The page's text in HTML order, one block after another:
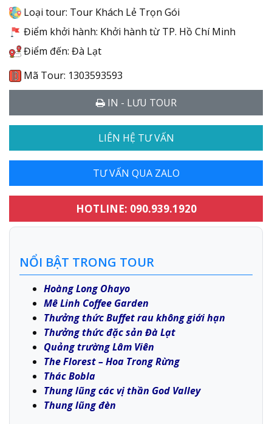
Loại tour: Tour Khách Lẻ Trọn Gói
Điểm khởi hành: Khởi hành từ TP. Hồ Chí Minh
Điểm đến: Đà Lạt
Mã Tour: 1303593593
IN - LƯU TOUR
LIÊN HỆ TƯ VẤN
TƯ VẤN QUA ZALO
HOTLINE: 090.939.1920
NỔI BẬT TRONG TOUR
Hoàng Long Ohayo
Mê Linh Coffee Garden
Thưởng thức Buffet rau không giới hạn
Thưởng thức đặc sản Đà Lạt
Quảng trường Lâm Viên
The Florest – Hoa Trong Rừng
Thác Bobla
Thung lũng các vị thần God Valley
Thung lũng đèn